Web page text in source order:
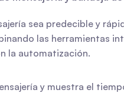
sea predecible y
las herramientas
la automatización.
y muestra el